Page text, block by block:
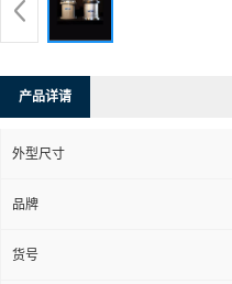
产品详请
外型尺寸
品牌
货号